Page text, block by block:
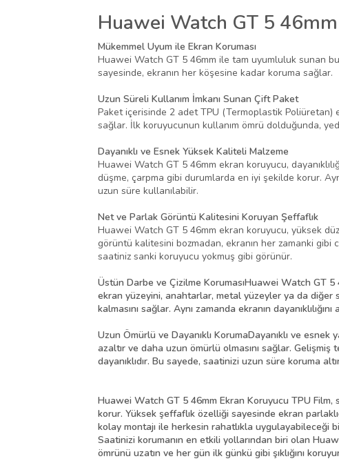
Huawei Watch GT 5
Mükemmel Uyum ile Ekran Koruması
Huawei Watch GT 5 46mm ile tam uyumluluk sunan
sayesinde, ekranın her köşesine kadar koruma sağlar.
Uzun Süreli Kullanım İmkanı Sunan Çift Paket
Paket içerisinde 2 adet TPU (Termoplastik Poliüretan)
sağlar. İlk koruyucunun kullanım ömrü dolduğunda,
Dayanıklı ve Esnek Yüksek Kaliteli Malzeme
Huawei Watch GT 5 46mm ekran koruyucu,
düşme, çarpma gibi durumlarda en iyi şekilde korur.
uzun süre kullanılabilir.
Net ve Parlak Görüntü Kalitesini Koruyan Şeffaflık
Huawei Watch GT 5 46mm ekran koruyucu, yüksek
görüntü kalitesini bozmadan, ekranın her zamanki gibi
saatiniz sanki koruyucu yokmuş gibi görünür.
Üstün Darbe ve Çizilme KorumasıHuawei Watch GT
ekran yüzeyini, anahtarlar, metal yüzeyler ya da diğer
kalmasını sağlar. Aynı zamanda ekranın
Uzun Ömürlü ve Dayanıklı KorumaDayanıklı ve
azaltır ve daha uzun ömürlü olmasını sağlar.
dayanıklıdır. Bu sayede, saatinizi uzun süre koruma
Huawei Watch GT 5 46mm Ekran Koruyucu TPU Film,
korur. Yüksek şeffaflık özelliği sayesinde ekran
kolay montajı ile herkesin rahatlıkla uygulayabileceği
Saatinizi korumanın en etkili yollarından biri olan
ömrünü uzatın ve her gün ilk günkü gibi şıklığını